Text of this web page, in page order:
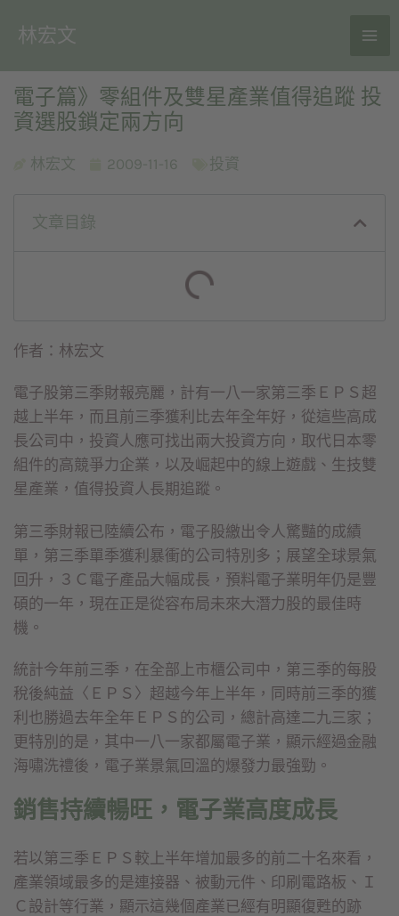
林宏文
電子篇》零組件及雙星產業值得追蹤 投
資選股鎖定兩方向
林宏文 2009-11-16 投資
文章目錄
作者：林宏文
電子股第三季財報亮麗，計有一八一家第三季ＥＰＳ超
越上半年，而且前三季獲利比去年全年好，從這些高成
長公司中，投資人應可找出兩大投資方向，取代日本零
組件的高競爭力企業，以及崛起中的線上遊戲、生技雙
星產業，值得投資人長期追蹤。
第三季財報已陸續公布，電子股繳出令人驚豔的成績
單，第三季單季獲利暴衝的公司特別多；展望全球景氣
回升，３Ｃ電子產品大幅成長，預料電子業明年仍是豐
碩的一年，現在正是從容布局未來大潛力股的最佳時
機。
統計今年前三季，在全部上市櫃公司中，第三季的每股
稅後純益〈ＥＰＳ〉超越今年上半年，同時前三季的獲
利也勝過去年全年ＥＰＳ的公司，總計高達二九三家；
更特別的是，其中一八一家都屬電子業，顯示經過金融
海嘯洗禮後，電子業景氣回溫的爆發力最強勁。
銷售持續暢旺，電子業高度成長
若以第三季ＥＰＳ較上半年增加最多的前二十名來看，
產業領域最多的是連接器、被動元件、印刷電路板、Ｉ
Ｃ設計等行業，顯示這幾個產業已經有明顯復甦的跡